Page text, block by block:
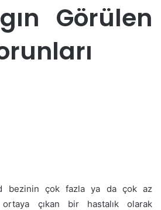
Görülen
bezinin çok fazla ya da çok az
ortaya çıkan bir hastalık olarak